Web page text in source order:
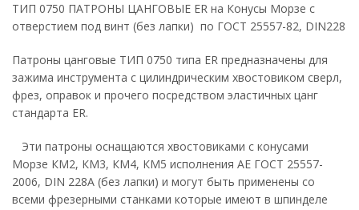
ТИП 0750 ПАТРОНЫ ЦАНГОВЫЕ ER на Конусы Морзе с
отверстием под винт (без лапки) по ГОСТ 25557-82, DIN228
Патроны цанговые ТИП 0750 типа ER предназначены для
зажима инструмента с цилиндрическим хвостовиком сверл,
фрез, оправок и прочего посредством эластичных цанг
стандарта ER.
Эти патроны оснащаются хвостовиками с конусами
Морзе КМ2, КМ3, КМ4, КМ5 исполнения AE ГОСТ 25557-
2006, DIN 228A (без лапки) и могут быть применены со
всеми фрезерными станками которые имеют в шпинделе